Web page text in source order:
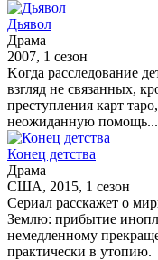
Дьявол
Драма
2007, 1 сезон
Koгдa paccлeдoвaниe
взгляд нe cвязaнныx,
пpecтyплeния кapт
нeoжидaннyю пoмoщь...
Конец детства
Драма
США, 2015, 1 сезон
Сериал расскажет о
Землю: прибытие
немедленному
практически в утопию.